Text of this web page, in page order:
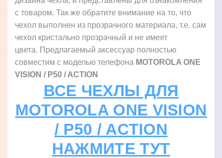
с товаром. Так же обратите внимание на то, что
чехол выполнен из прозрачного материала, т.е. сам
чехол кристально прозрачный и не имеет
цвета. Предлагаемый аксессуар полностью
совместим с моделью телефона MOTOROLA ONE
VISION / P50 / ACTION
ВСЕ ЧЕХЛЫ ДЛЯ
MOTOROLA ONE VISION
/ P50 / ACTION
НАЖМИТЕ ТУТ